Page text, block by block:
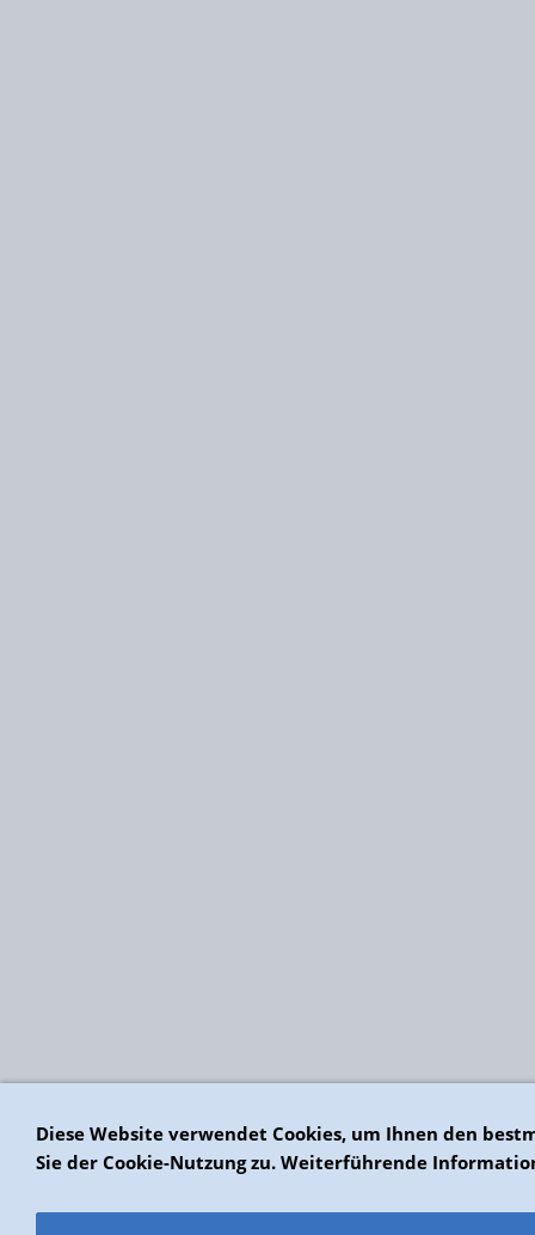
Diese Website verwendet Cookies, um Ihnen den
Sie der Cookie-Nutzung zu. Weiterführende